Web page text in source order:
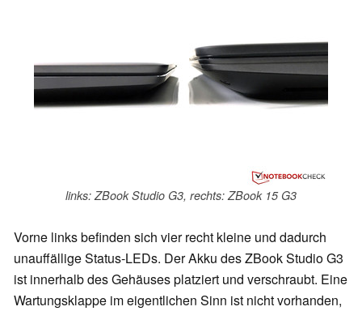
links: ZBook Studio G3, rechts: ZBook 15 G3
Vorne links befinden sich vier recht kleine und dadurch
unauffällige Status-LEDs. Der Akku des ZBook Studio G3
ist innerhalb des Gehäuses platziert und verschraubt. Eine
Wartungsklappe im eigentlichen Sinn ist nicht vorhanden,